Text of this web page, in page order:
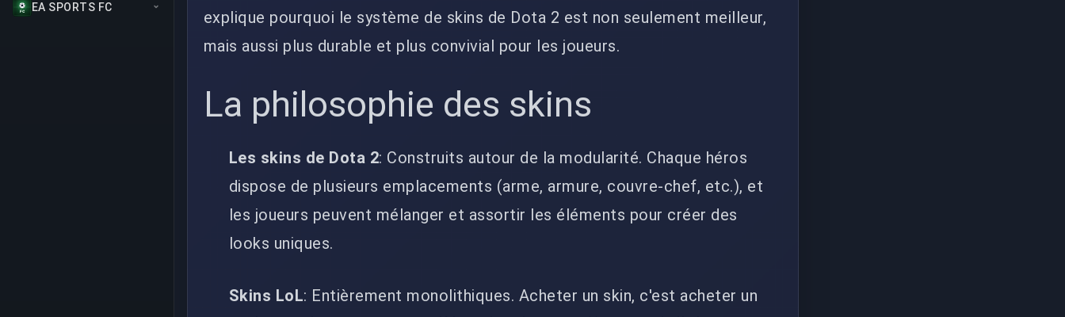
EA SPORTS FC
explique pourquoi le système de skins de Dota 2 est non seulement meilleur,
mais aussi plus durable et plus convivial pour les joueurs.
La philosophie des skins
Les skins de Dota 2: Construits autour de la modularité. Chaque héros
dispose de plusieurs emplacements (arme, armure, couvre-chef, etc.), et
les joueurs peuvent mélanger et assortir les éléments pour créer des
looks uniques.
Skins LoL: Entièrement monolithiques. Acheter un skin, c'est acheter un